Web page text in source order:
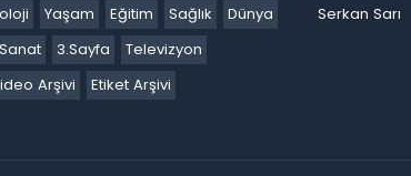
Yaşam Eğitim Sağlık
Dünya
3.Sayfa
Televizyon
Arşivi Etiket Arşivi
Serkan Sarı